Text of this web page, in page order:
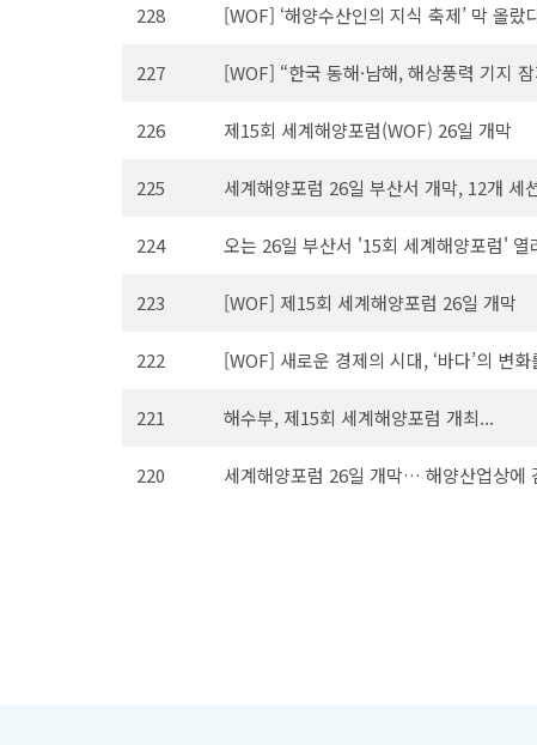
228 [WOF] ‘해양수산인의 지식 축제’ 막 올랐
227 [WOF] “한국 동해·남해, 해상풍력 기지
226 제15회 세계해양포럼(WOF) 26일 개막
225 세계해양포럼 26일 부산서 개막, 12개 세
224 오는 26일 부산서 '15회 세계해양포럼' 열
223 [WOF] 제15회 세계해양포럼 26일 개막
222 [WOF] 새로운 경제의 시대, ‘바다’의 변
221 해수부, 제15회 세계해양포럼 개최...
220 세계해양포럼 26일 개막… 해양산업상에